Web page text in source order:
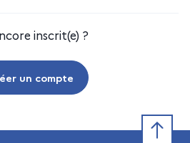
inscrit(e) ?
un compte